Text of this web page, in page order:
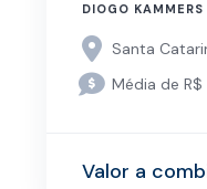
DIOGO KAMMERS
Santa
Média de
Valor a